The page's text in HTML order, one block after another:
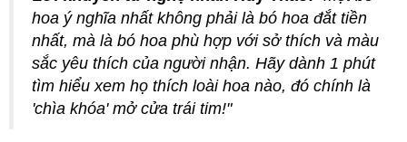
hoa ý nghĩa nhất không phải là bó hoa đắt tiền
nhất, mà là bó hoa phù hợp với sở thích và màu
sắc yêu thích của người nhận. Hãy dành 1 phút
tìm hiểu xem họ thích loài hoa nào, đó chính là
'chìa khóa' mở cửa trái tim!"